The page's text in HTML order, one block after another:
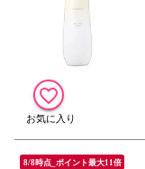
8/8時点_ポイント最大11倍